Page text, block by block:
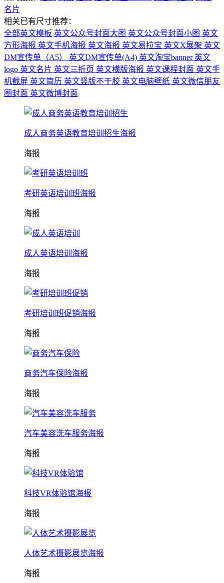
名片
相关已有尺寸推荐：
全部英文模板 英文公众号封面大图 英文公众号封面小图 英文
方形海报 英文手机海报 英文海报 英文易拉宝 英文X展架 英文
DM宣传单（A5） 英文DM宣传单(A4) 英文淘宝banner 英文
logo 英文名片 英文三折页 英文横版海报 英文课程封面 英文手
机截屏 英文简历 英文竖版不干胶 英文电脑壁纸 英文微信朋友
圈封面 英文微博封面
成人商务英语教育培训招生海报
海报
考研英语培训班海报
海报
成人英语培训海报
海报
考研培训班促销海报
海报
商务汽车保险海报
海报
汽车美容洗车服务海报
海报
科技VR体验馆海报
海报
人体艺术摄影展览海报
海报